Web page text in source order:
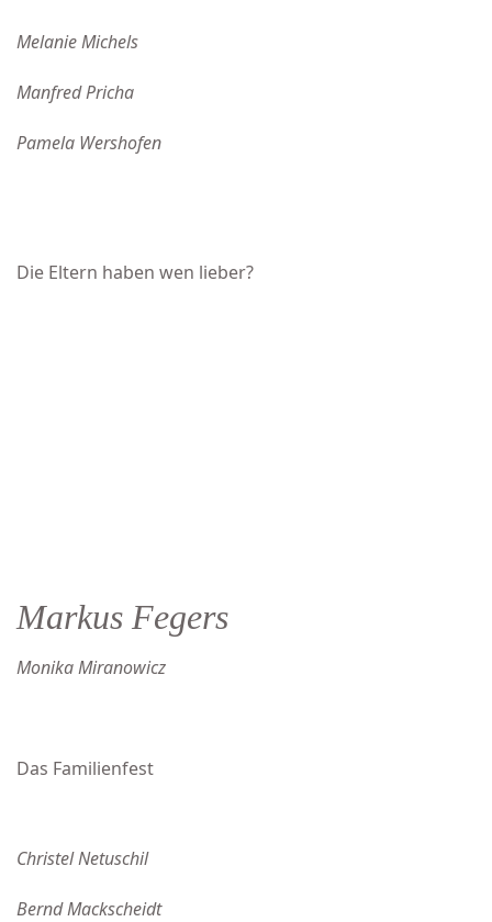
Melanie Michels
Manfred Pricha
Pamela Wershofen
Die Eltern haben wen lieber?
Markus Fegers
Monika Miranowicz
Das Familienfest
Christel Netuschil
Bernd Mackscheidt